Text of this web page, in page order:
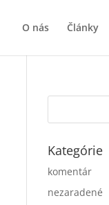
O nás Články
Kategórie
komentár
nezaradené